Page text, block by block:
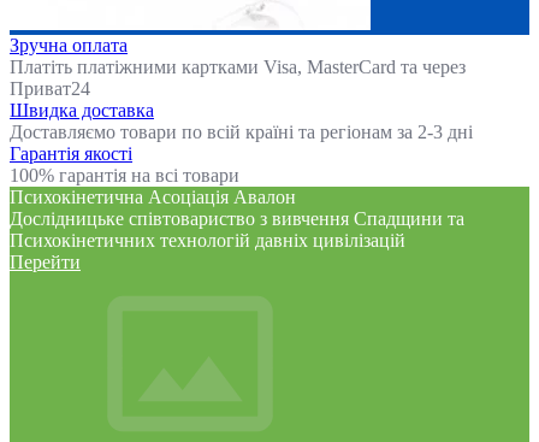
Зручна оплата
Платіть платіжними картками Visa, MasterCard та через
Приват24
Швидка доставка
Доставляємо товари по всій країні та регіонам за 2-3 дні
Гарантія якості
100% гарантія на всі товари
Психокінетична Асоціація Авалон
Дослідницьке співтовариство з вивчення Спадщини та
Психокінетичних технологій давніх цивілізацій
Перейти